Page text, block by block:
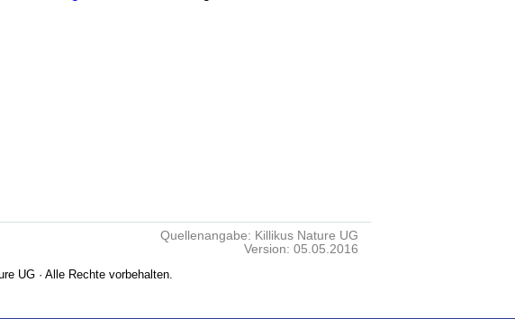
Quellenangabe: Killikus Nature UG
Version: 05.05.2016
UG · Alle Rechte vorbehalten.